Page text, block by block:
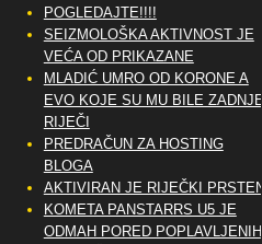
POGLEDAJTE!!!!
SEIZMOLOŠKA AKTIVNOST JE
VEĆA OD PRIKAZANE
MLADIĆ UMRO OD KORONE A
EVO KOJE SU MU BILE ZADNJE
RIJEČI
PREDRAČUN ZA HOSTING
BLOGA
AKTIVIRAN JE RIJEČKI PRSTEN
KOMETA PANSTARRS U5 JE
ODMAH PORED POPLAVLJENIH